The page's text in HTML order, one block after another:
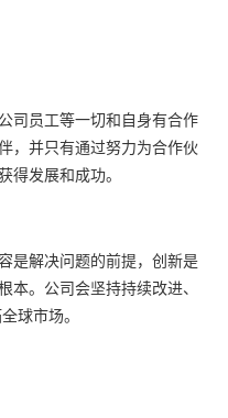
司员工等一切和自身有合作
，并只有通过努力为合作伙
得发展和成功。
是解决问题的前提，创新是
。公司会坚持持续改进、
球市场。